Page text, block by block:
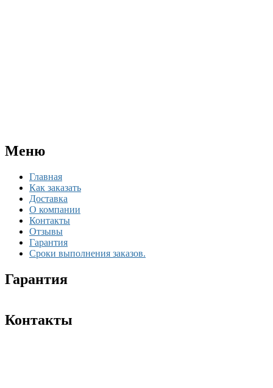
Меню
Главная
Как заказать
Доставка
О компании
Контакты
Отзывы
Гарантия
Сроки выполнения заказов.
Гарантия
Контакты